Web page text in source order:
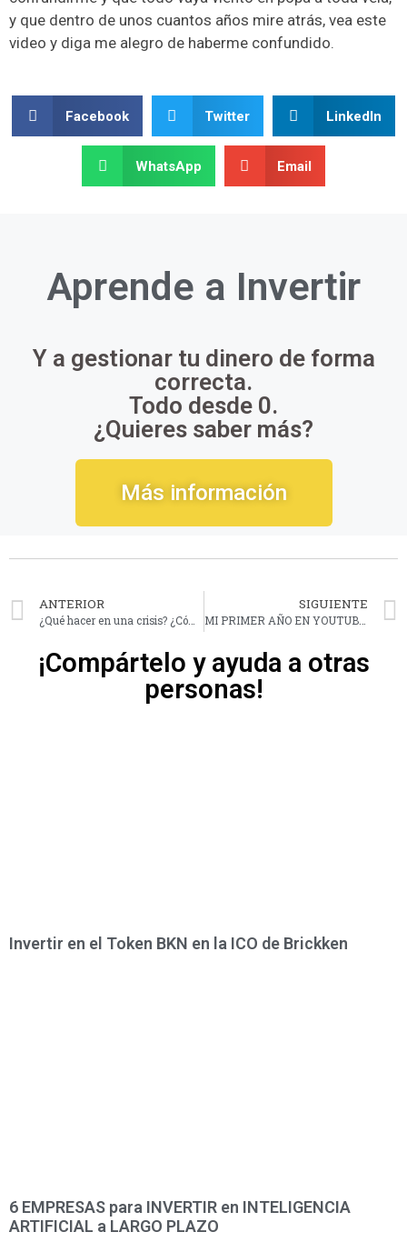
y que dentro de unos cuantos años mire atrás, vea este
video y diga me alegro de haberme confundido.
Facebook Twitter LinkedIn
WhatsApp Email
Aprende a Invertir
Y a gestionar tu dinero de forma
correcta.
Todo desde 0.
¿Quieres saber más?
Más información
ANTERIOR
¿Qué hacer en una crisis? ¿Cómo prepararse? ¿Qué hacer con nuestro dinero?
SIGUIENTE
MI PRIMER AÑO EN YOUTUBE | MI EXPERIENCIA + SORTEO DE MI CURSO
¡Compártelo y ayuda a otras
personas!
Invertir en el Token BKN en la ICO de Brickken
6 EMPRESAS para INVERTIR en INTELIGENCIA
ARTIFICIAL a LARGO PLAZO